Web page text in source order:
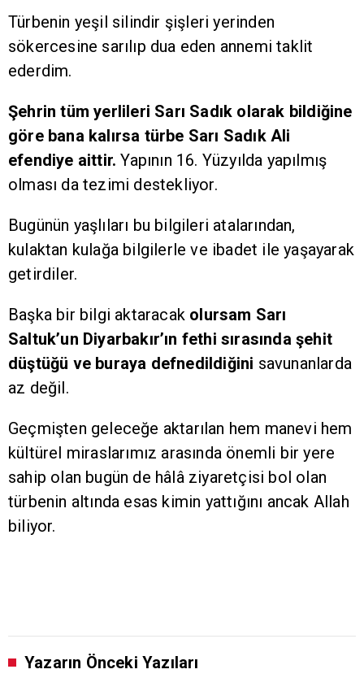
Türbenin yeşil silindir şişleri yerinden
sökercesine sarılıp dua eden annemi taklit
ederdim.
Şehrin tüm yerlileri Sarı Sadık olarak bildiğine
göre bana kalırsa türbe Sarı Sadık Ali
efendiye aittir.Yapının 16. Yüzyılda yapılmış
olması da tezimi destekliyor.
Bugünün yaşlıları bu bilgileri atalarından,
kulaktan kulağa bilgilerle ve ibadet ile yaşayarak
getirdiler.
Başka bir bilgi aktaracak olursam Sarı
Saltuk’un Diyarbakır’ın fethi sırasında şehit
düştüğü ve buraya defnedildiğini savunanlarda
az değil.
Geçmişten geleceğe aktarılan hem manevi hem
kültürel miraslarımız arasında önemli bir yere
sahip olan bugün de hâlâ ziyaretçisi bol olan
türbenin altında esas kimin yattığını ancak Allah
biliyor.
Yazarın Önceki Yazıları